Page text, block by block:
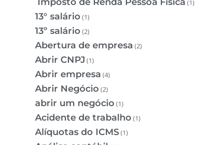
(1)
13° salário (1)
13º salário (2)
Abertura de empresa (2)
Abrir CNPJ (1)
Abrir empresa (4)
Abrir Negócio (2)
abrir um negócio (1)
Acidente de trabalho (1)
Alíquotas do ICMS(1)